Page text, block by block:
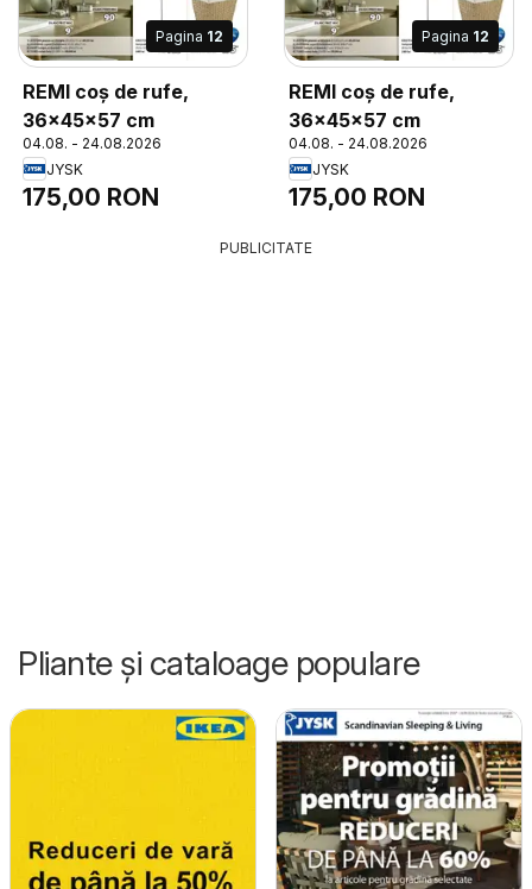
Pagina 12
REMI coș de rufe,
36x45x57 cm
04.08. - 24.08.2026
JYSK
175,00 RON
Pagina 12
REMI coș de rufe,
36x45x57 cm
04.08. - 24.08.2026
JYSK
175,00 RON
PUBLICITATE
Pliante și cataloage populare